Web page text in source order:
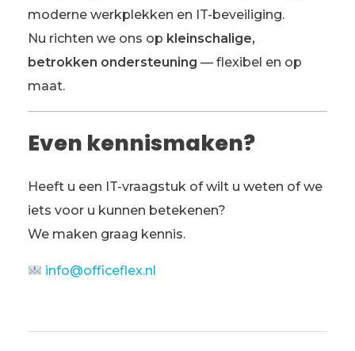
moderne werkplekken en IT-beveiliging.
Nu richten we ons op kleinschalige,
betrokken ondersteuning — flexibel en op
maat.
Even kennismaken?
Heeft u een IT-vraagstuk of wilt u weten of we
iets voor u kunnen betekenen?
We maken graag kennis.
info@officeflex.nl